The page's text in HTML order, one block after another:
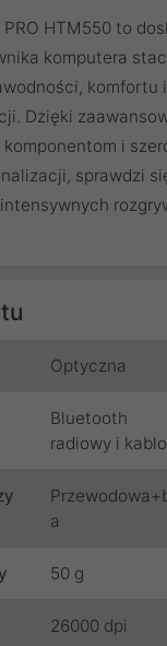
HTM550 to
komputera
komfortu i
Dzięki
i
sprawdzi
Optyczna
Bluetooth
radiowy i
a
50 g
26000 dpi